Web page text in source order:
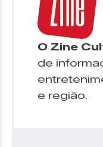
O Zine
de
e região.